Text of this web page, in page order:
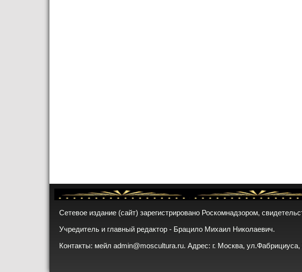
Сетевое издание (сайт) зарегистрировано Роскомнадзором,
Учредитель и главный редактор - Брацило Михаил Николаевич.
Контакты: мейл admin@moscultura.ru. Адрес: г. Москва, ул.Фабрициуса,